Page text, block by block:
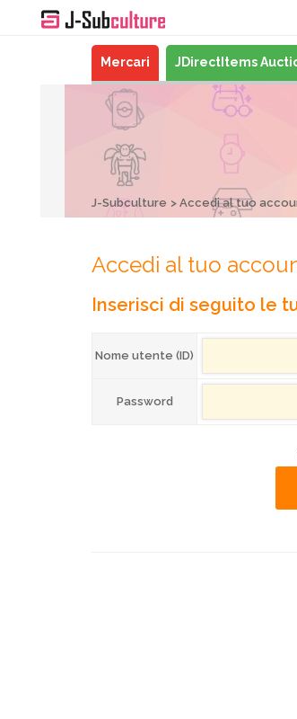
Mercari JDirectItems
J-Subculture Accedi al tuo
Accedi al tuo
Inserisci di seguito le
Nome utente (ID)
Password